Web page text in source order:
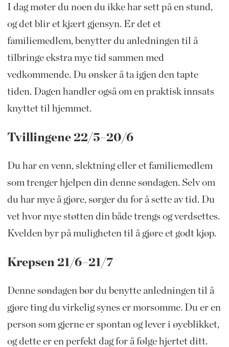
I dag møter du noen du ikke har sett på en stund,
og det blir et kjært gjensyn. Er det et
familiemedlem, benytter du anledningen til å
tilbringe ekstra mye tid sammen med
vedkommende. Du ønsker å ta igjen den tapte
tiden. Dagen handler også om en praktisk innsats
knyttet til hjemmet.
Tvillingene 22/5–20/6
Du har en venn, slektning eller et familiemedlem
som trenger hjelpen din denne søndagen. Selv om
du har mye å gjøre, sørger du for å sette av tid. Du
vet hvor mye støtten din både trengs og verdsettes.
Kvelden byr på muligheten til å gjøre et godt kjøp.
Krepsen 21/6–21/7
Denne søndagen bør du benytte anledningen til å
gjøre ting du virkelig synes er morsomme. Du er en
person som gjerne er spontan og lever i øyeblikket,
og dette er en perfekt dag for å følge hjertet ditt.